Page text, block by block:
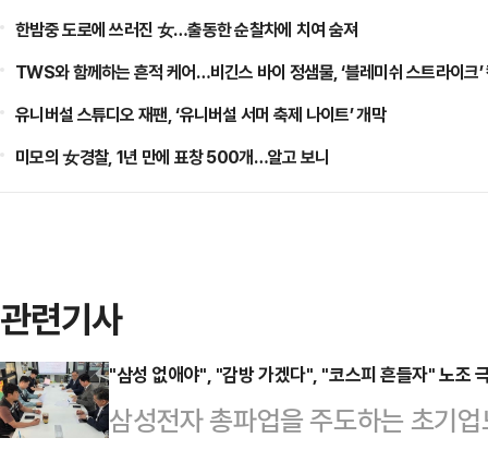
한밤중 도로에 쓰러진 女…출동한 순찰차에 치여 숨져
TWS와 함께하는 흔적 케어…비긴스 바이 정샘물, ‘블레미쉬 스트라이크’
유니버설 스튜디오 재팬, ‘유니버설 서머 축제 나이트’ 개막
미모의 女경찰, 1년 만에 표창 500개…알고 보니
관련기사
"삼성 없애야", "감방 가겠다", "코스피 흔들자" 노조
삼성전자 총파업을 주도하는 초기